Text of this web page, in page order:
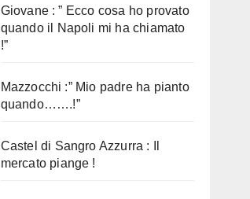
Giovane : ” Ecco cosa ho provato
quando il Napoli mi ha chiamato
!”
Mazzocchi :” Mio padre ha pianto
quando…….!”
Castel di Sangro Azzurra : Il
mercato piange !